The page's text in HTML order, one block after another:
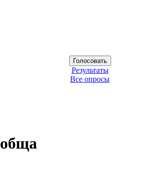
Результаты
Все опросы